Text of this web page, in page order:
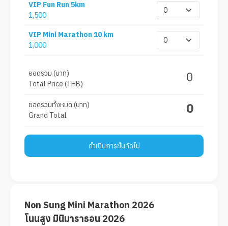
VIP Fun Run 5km
1,500
VIP Mini Marathon 10 km
1,000
ยอดรวม (บาท)
Total Price (THB)
0
ยอดรวมทั้งหมด (บาท)
Grand Total
0
ดำเนินการขั้นถัดไป
Non Sung Mini Marathon 2026
โนนสูง มินิมาราธอน 2026